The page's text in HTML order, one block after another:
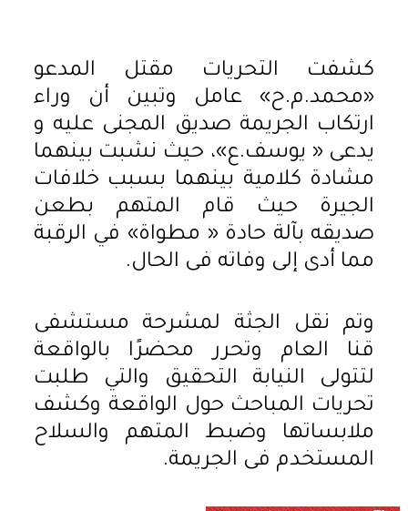
كشفت التحريات مقتل المدعو
«محمد.م.ح» عامل وتبين أن وراء
ارتكاب الجريمة صديق المجنى عليه و
يدعى « يوسف.ع»، حيث نشبت بينهما
مشادة كلامية بينهما بسبب خلافات
الجيرة حيث قام المتهم بطعن
صديقه بآلة حادة « مطواة» في الرقبة
مما أدى إلى وفاته فى الحال.
وتم نقل الجثة لمشرحة مستشفى
قنا العام وتحرر محضرًا بالواقعة
لتتولى النيابة التحقيق والتي طلبت
تحريات المباحث حول الواقعة وكشف
ملابساتها وضبط المتهم والسلاح
المستخدم فى الجريمة.